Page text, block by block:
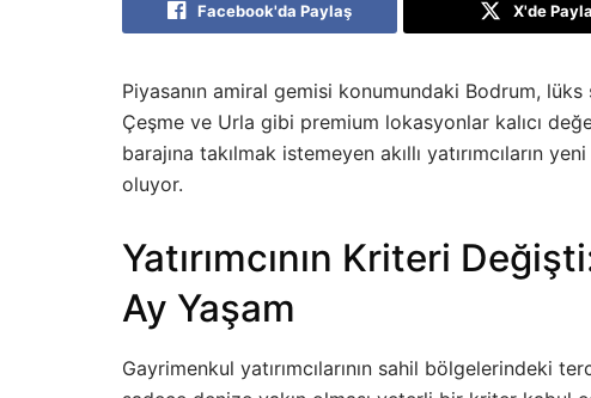
Facebook'da Paylaş X'de
Piyasanın amiral gemisi konumundaki Bodrum,
Çeşme ve Urla gibi premium lokasyonlar kalıcı
barajına takılmak istemeyen akıllı yatırımcıların
oluyor.
Yatırımcının Kriteri
Ay Yaşam
Gayrimenkul yatırımcılarının sahil bölgelerindeki